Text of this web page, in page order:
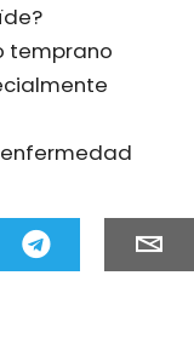
temprano